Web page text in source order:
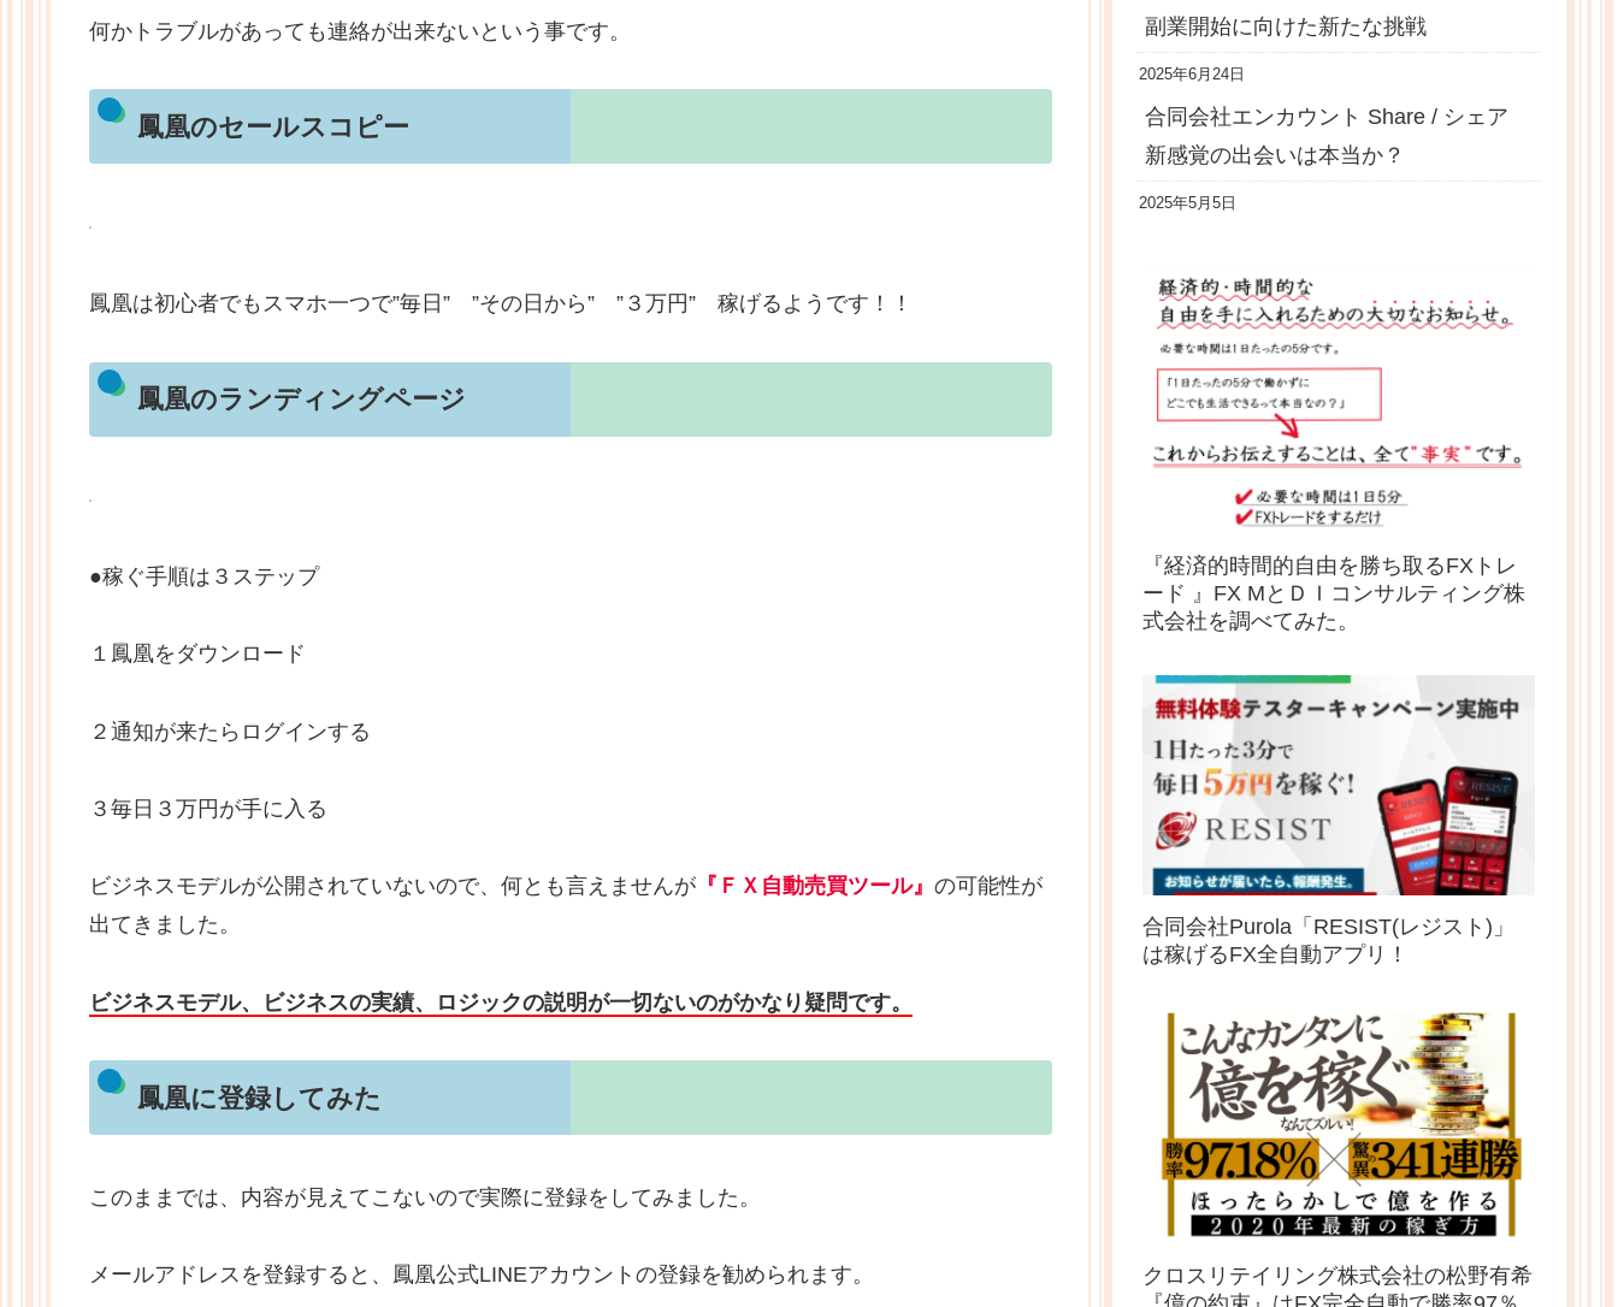
何かトラブルがあっても連絡が出来ないという事です。
鳳凰のセールスコピー
鳳凰は初心者でもスマホ一つで”毎日” ”その日から” ”３万円” 稼げるようです！！
鳳凰のランディングページ
●稼ぐ手順は３ステップ
１鳳凰をダウンロード
２通知が来たらログインする
３毎日３万円が手に入る
ビジネスモデルが公開されていないので、何とも言えませんが 『ＦＸ自動売買ツール』 の可能性が
出てきました。
ビジネスモデル、ビジネスの実績、ロジックの説明が一切ないのがかなり疑問です。
鳳凰に登録してみた
このままでは、内容が見えてこないので実際に登録をしてみました。
メールアドレスを登録すると、鳳凰公式LINEアカウントの登録を勧められます。
副業開始に向けた新たな挑戦
2025年6月24日
合同会社エンカウント Share / シェア
新感覚の出会いは本当か？
2025年5月5日
『経済的時間的自由を勝ち取るFXトレ
ード 』FX MとＤＩコンサルティング株
式会社を調べてみた。
合同会社Purola「RESIST(レジスト)」
は稼げるFX全自動アプリ！
クロスリテイリング株式会社の松野有希